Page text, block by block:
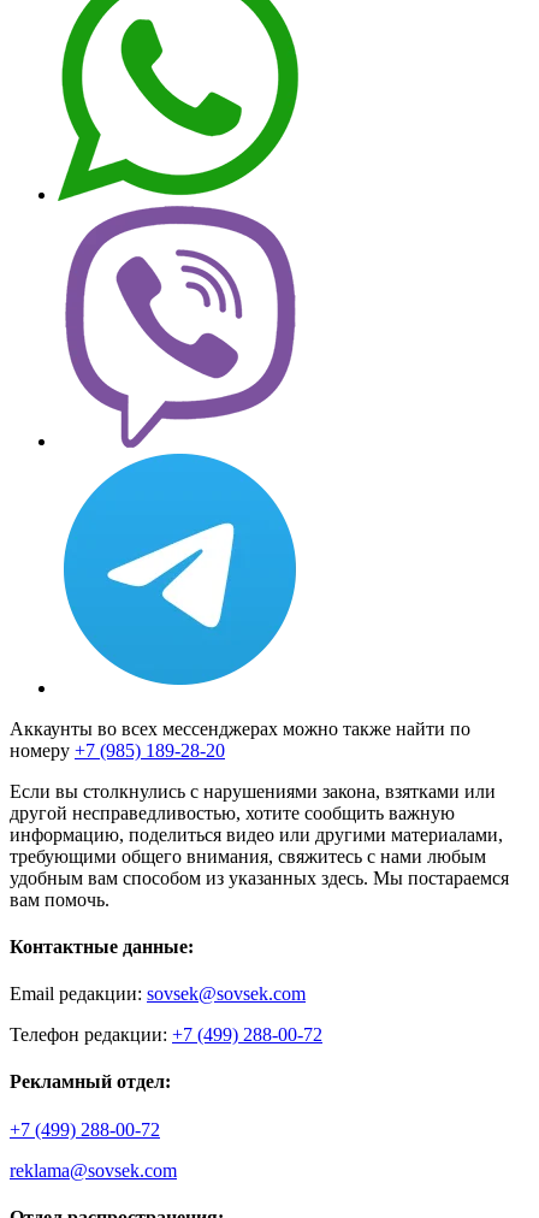
Аккаунты во всех мессенджерах можно также найти по
номеру +7 (985) 189-28-20
Если вы столкнулись с нарушениями закона, взятками или
другой несправедливостью, хотите сообщить важную
информацию, поделиться видео или другими материалами,
требующими общего внимания, свяжитесь с нами любым
удобным вам способом из указанных здесь. Мы постараемся
вам помочь.
Контактные данные:
Email редакции: sovsek@sovsek.com
Телефон редакции: +7 (499) 288-00-72
Рекламный отдел:
+7 (499) 288-00-72
reklama@sovsek.com